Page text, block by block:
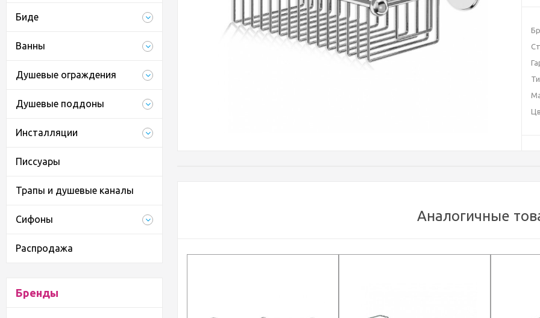
Биде
Ванны
Душевые ограждения
Душевые поддоны
Инсталляции
Писсуары
Трапы и душевые каналы
Сифоны
Распродажа
Бренды
Аналогичные